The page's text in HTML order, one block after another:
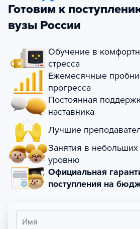
Готовим к
вузы России
Обучение в
стресса
Ежемесячные
прогресса
Постоянная
наставника
Лучшие
Занятия в небольших
уровню
Официальная
поступления на
Имя